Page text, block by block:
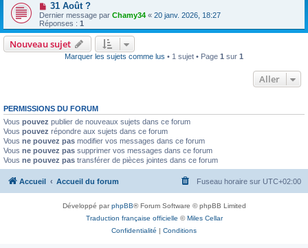
31 Août ?
Dernier message par Chamy34 « 20 janv. 2026, 18:27
Réponses : 1
Nouveau sujet
Marquer les sujets comme lus • 1 sujet • Page 1 sur 1
Aller
PERMISSIONS DU FORUM
Vous pouvez publier de nouveaux sujets dans ce forum
Vous pouvez répondre aux sujets dans ce forum
Vous ne pouvez pas modifier vos messages dans ce forum
Vous ne pouvez pas supprimer vos messages dans ce forum
Vous ne pouvez pas transférer de pièces jointes dans ce forum
Accueil Accueil du forum Fuseau horaire sur UTC+02:00
Développé parphpBB® Forum Software © phpBB Limited
Traduction française officielle ©Miles Cellar
Confidentialité | Conditions